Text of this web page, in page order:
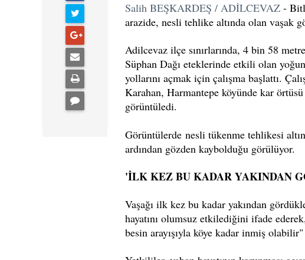
Salih BEŞKARDEŞ / ADİLCEVAZ -
arazide, nesli tehlike altında olan vaşak
Adilcevaz ilçe sınırlarında, 4 bin 58
Süphan Dağı eteklerinde etkili olan
yollarını açmak için çalışma başlattı.
Karahan, Harmantepe köyünde kar
görüntüledi.
Görüntülerde nesli tükenme tehlikesi
ardından gözden kaybolduğu görülüyor.
'İLK KEZ BU KADAR YAKINDAN
Vaşağı ilk kez bu kadar yakından
hayatını olumsuz etkilediğini ifade
besin arayışıyla köye kadar inmiş